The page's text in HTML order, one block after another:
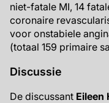
niet-fatale MI, 14
coronaire
voor onstabiele
(totaal 159 primaire
Discussie
De discussant Eileen